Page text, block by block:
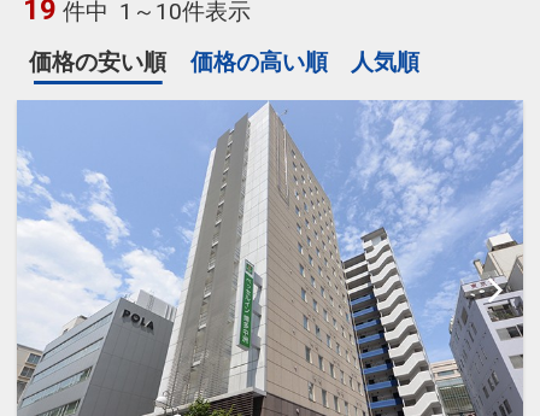
19 件中 1～10件表示
価格の安い順
価格の高い順 人気順